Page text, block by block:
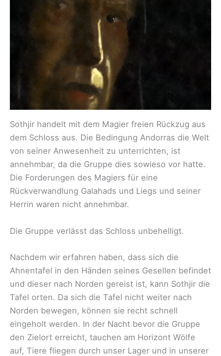
Sothjir handelt mit dem Magier freien Rückzug aus
dem Schloss aus. Die Bedingung Andorras die Welt
von seiner Anwesenheit zu unterrichten, ist
annehmbar, da die Gruppe dies sowieso vor hatte.
Die Forderungen des Magiers für eine
Rückverwandlung Galahads und Liegs und seiner
Herrin waren nicht annehmbar.
Die Gruppe verlässt das Schloss unbehelligt.
Nachdem wir erfahren haben, dass sich die
Ahnentafel in den Händen seines Gesellen befindet
und dieser nach Norden gereist ist, kann Sothjir die
Tafel orten. Da sich die Tafel nicht weiter nach
Norden bewegen, können sie recht schnell
eingeholt werden. In der Nacht bevor die Gruppe
den Zielort erreicht, tauchen am Horizont Wölfe
auf, Tiere fliegen durch unser Lager und in unserer